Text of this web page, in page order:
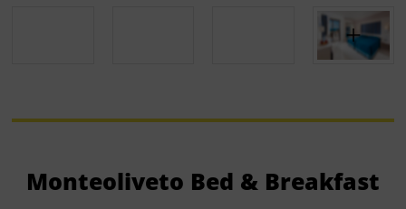
Monteoliveto Bed & Breakfast